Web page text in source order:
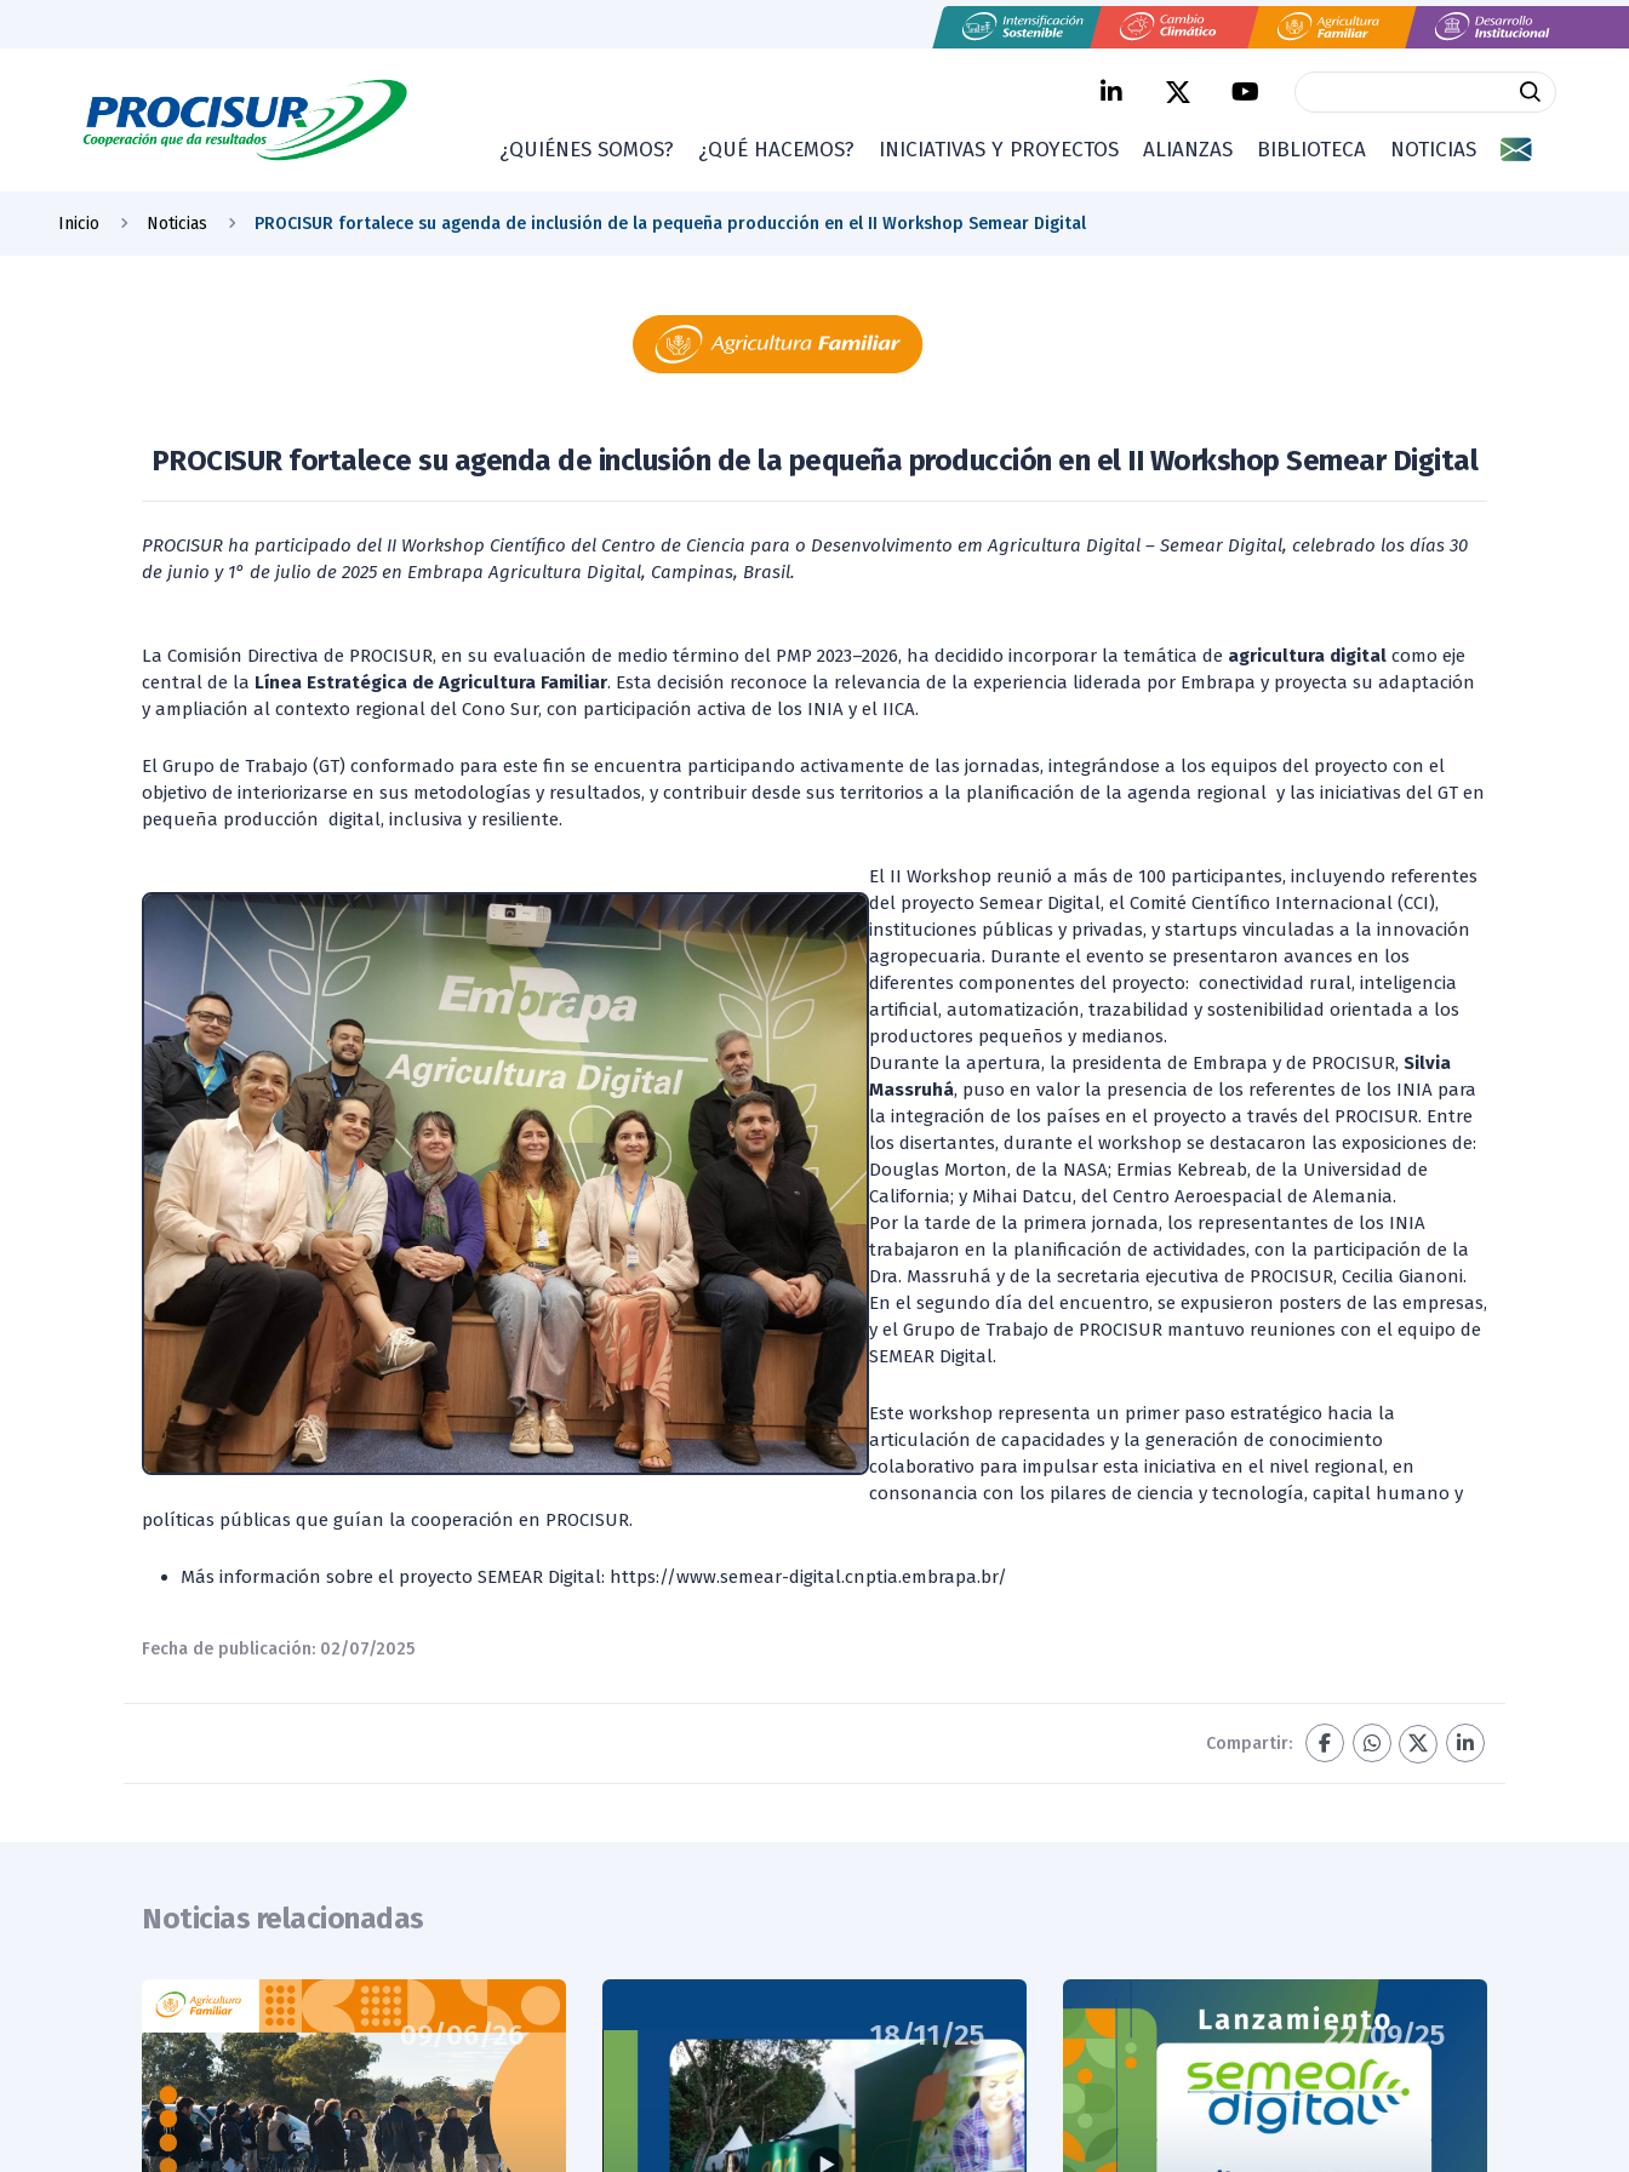
¿QUIÉNES SOMOS? ¿QUÉ HACEMOS? INICIATIVAS Y PROYECTOS ALIANZAS BIBLIOTECA NOTICIAS
Inicio Noticias PROCISUR fortalece su agenda de inclusión de la pequeña producción en el II Workshop Semear Digital
PROCISUR fortalece su agenda de inclusión de la pequeña producción en el II Workshop Semear Digital
PROCISUR ha participado del II Workshop Científico del Centro de Ciencia para o Desenvolvimento em Agricultura Digital – Semear Digital, celebrado los días 30
de junio y 1° de julio de 2025 en Embrapa Agricultura Digital, Campinas, Brasil.
La Comisión Directiva de PROCISUR, en su evaluación de medio término del PMP 2023–2026, ha decidido incorporar la temática de agricultura digital como eje
central de la Línea Estratégica de Agricultura Familiar. Esta decisión reconoce la relevancia de la experiencia liderada por Embrapa y proyecta su adaptación
y ampliación al contexto regional del Cono Sur, con participación activa de los INIA y el IICA.
El Grupo de Trabajo (GT) conformado para este fin se encuentra participando activamente de las jornadas, integrándose a los equipos del proyecto con el
objetivo de interiorizarse en sus metodologías y resultados, y contribuir desde sus territorios a la planificación de la agenda regional y las iniciativas del GT en
pequeña producción digital, inclusiva y resiliente.
El II Workshop reunió a más de 100 participantes, incluyendo referentes
del proyecto Semear Digital, el Comité Científico Internacional (CCI),
instituciones públicas y privadas, y startups vinculadas a la innovación
agropecuaria. Durante el evento se presentaron avances en los
diferentes componentes del proyecto: conectividad rural, inteligencia
artificial, automatización, trazabilidad y sostenibilidad orientada a los
productores pequeños y medianos.
Durante la apertura, la presidenta de Embrapa y de PROCISUR, Silvia
Massruhá, puso en valor la presencia de los referentes de los INIA para
la integración de los países en el proyecto a través del PROCISUR. Entre
los disertantes, durante el workshop se destacaron las exposiciones de:
Douglas Morton, de la NASA; Ermias Kebreab, de la Universidad de
California; y Mihai Datcu, del Centro Aeroespacial de Alemania.
Por la tarde de la primera jornada, los representantes de los INIA
trabajaron en la planificación de actividades, con la participación de la
Dra. Massruhá y de la secretaria ejecutiva de PROCISUR, Cecilia Gianoni.
En el segundo día del encuentro, se expusieron posters de las empresas,
y el Grupo de Trabajo de PROCISUR mantuvo reuniones con el equipo de
SEMEAR Digital.
Este workshop representa un primer paso estratégico hacia la
articulación de capacidades y la generación de conocimiento
colaborativo para impulsar esta iniciativa en el nivel regional, en
consonancia con los pilares de ciencia y tecnología, capital humano y
políticas públicas que guían la cooperación en PROCISUR.
Más información sobre el proyecto SEMEAR Digital: https://www.semear-digital.cnptia.embrapa.br/
Fecha de publicación: 02/07/2025
Compartir:
Noticias relacionadas
09/06/26 18/11/25 22/09/25